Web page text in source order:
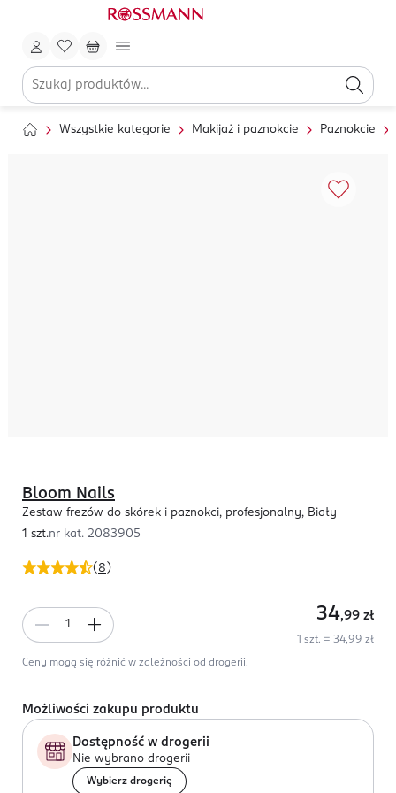
Wszystkie kategorie Makijaż i paznokcie Paznokcie
( 8 )
Bloom Nails
Zestaw frezów do skórek i paznokci, profesjonalny, Biały
1 szt.nr kat. 2083905
34,99 zł
1 szt. = 34,99 zł
Ceny mogą się różnić w zależności od drogerii.
Możliwości zakupu produktu
Dostępność w drogerii
Nie wybrano drogerii
Wybierz drogerię